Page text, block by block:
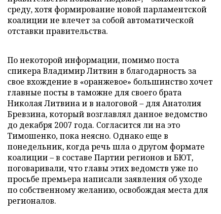
среду, хотя формирование новой парламентской
коалиции не влечет за собой автоматической
отставки правительства.
По некоторой информации, помимо поста
спикера Владимир Литвин в благодарность за
свое вхождение в «оранжевое» большинство хочет
главные посты в таможне для своего брата
Николая Литвина и в налоговой – для Анатолия
Бревзина, который возглавлял данное ведомство
до декабря 2007 года. Согласится ли на это
Тимошенко, пока неясно. Однако еще в
понедельник, когда речь шла о другом формате
коалиции – в составе Партии регионов и БЮТ,
поговаривали, что главы этих ведомств уже по
просьбе премьера написали заявления об уходе
по собственному желанию, освобождая места для
регионалов.